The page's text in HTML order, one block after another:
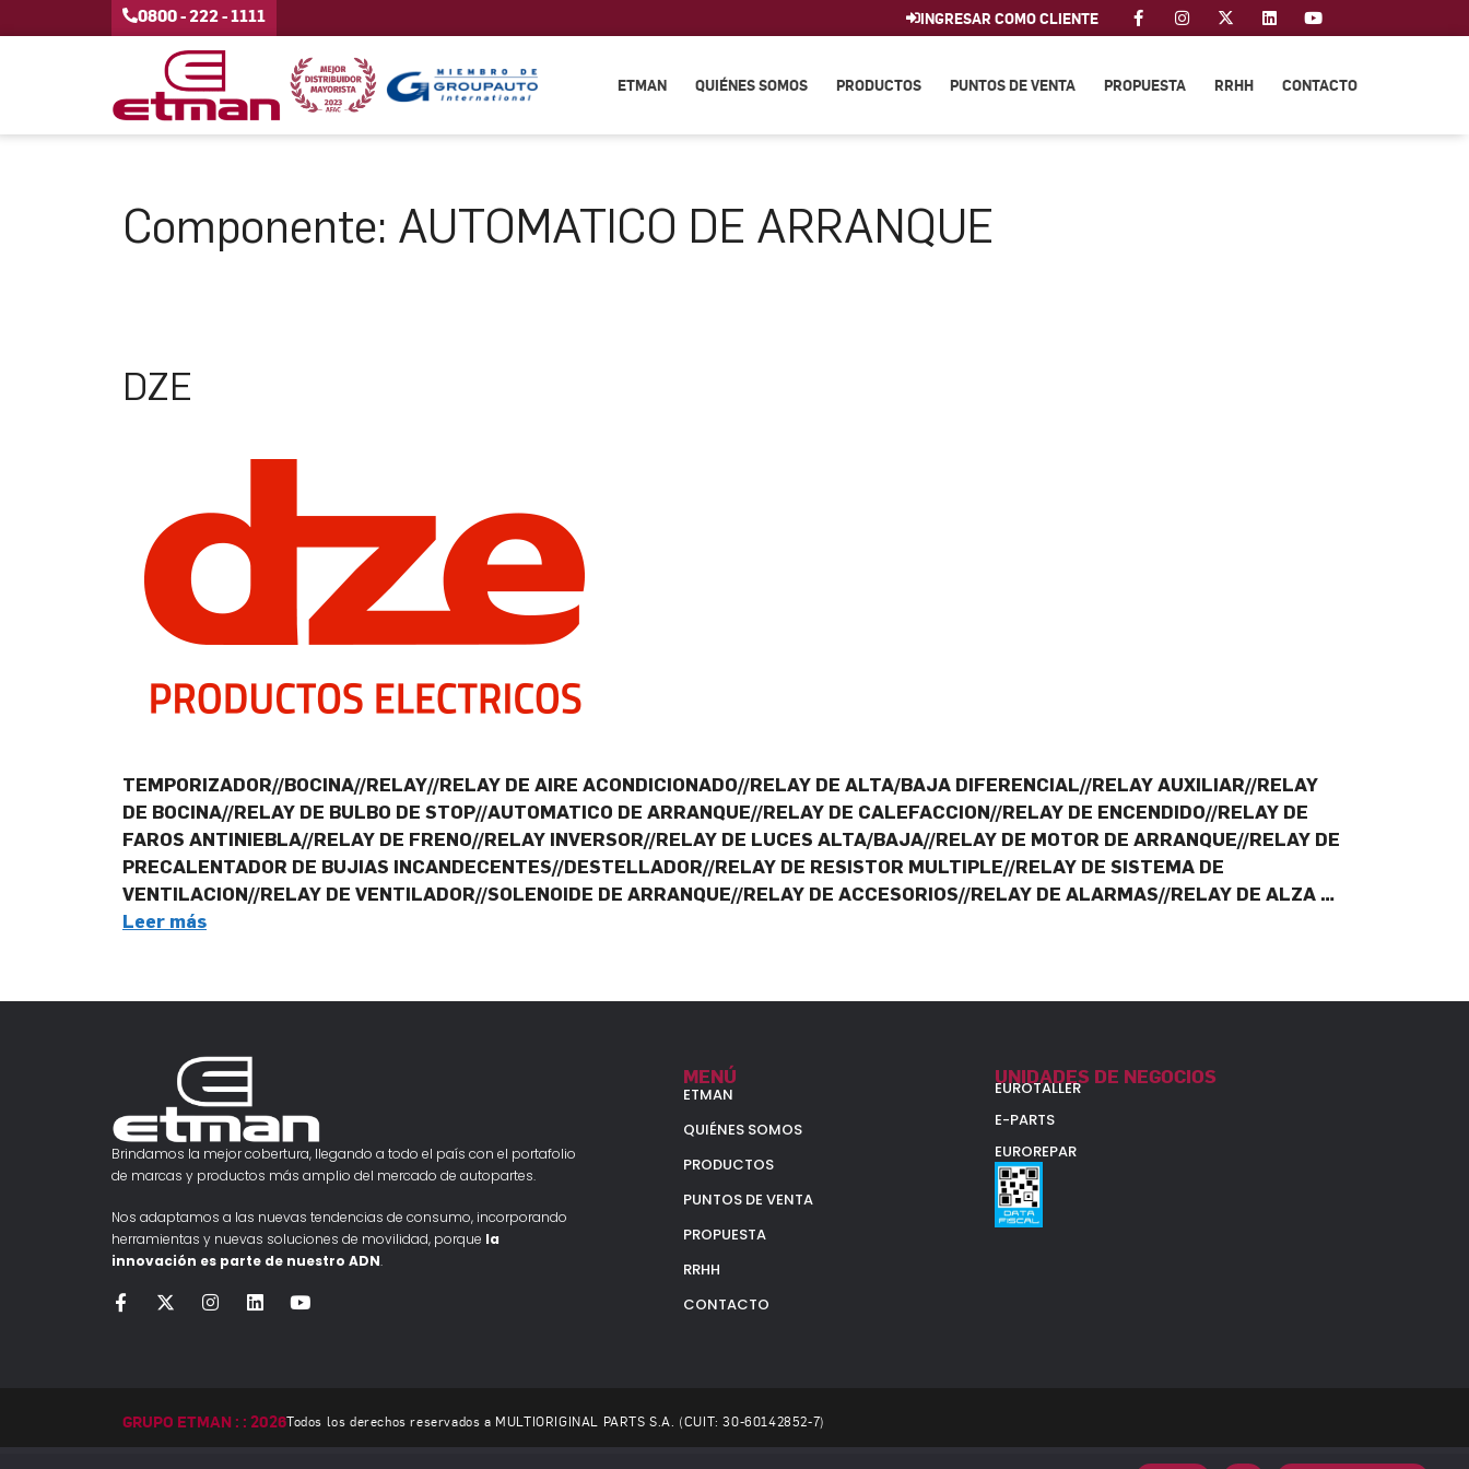
0800 - 222 - 1111 INGRESAR COMO CLIENTE
ETMAN QUIÉNES SOMOS PRODUCTOS PUNTOS DE VENTA PROPUESTA RRHH CONTACTO
Componente: AUTOMATICO DE ARRANQUE
DZE
TEMPORIZADOR//BOCINA//RELAY//RELAY DE AIRE ACONDICIONADO//RELAY DE ALTA/BAJA DIFERENCIAL//RELAY AUXILIAR//RELAY
DE BOCINA//RELAY DE BULBO DE STOP//AUTOMATICO DE ARRANQUE//RELAY DE CALEFACCION//RELAY DE ENCENDIDO//RELAY DE
FAROS ANTINIEBLA//RELAY DE FRENO//RELAY INVERSOR//RELAY DE LUCES ALTA/BAJA//RELAY DE MOTOR DE ARRANQUE//RELAY DE
PRECALENTADOR DE BUJIAS INCANDECENTES//DESTELLADOR//RELAY DE RESISTOR MULTIPLE//RELAY DE SISTEMA DE
VENTILACION//RELAY DE VENTILADOR//SOLENOIDE DE ARRANQUE//RELAY DE ACCESORIOS//RELAY DE ALARMAS//RELAY DE ALZA …
Leer más
Brindamos la mejor cobertura, llegando a todo el país con el portafolio
de marcas y productos más amplio del mercado de autopartes.
Nos adaptamos a las nuevas tendencias de consumo, incorporando
herramientas y nuevas soluciones de movilidad, porque la
innovación es parte de nuestro ADN.
MENÚ
ETMAN
QUIÉNES SOMOS
PRODUCTOS
PUNTOS DE VENTA
PROPUESTA
RRHH
CONTACTO
UNIDADES DE NEGOCIOS
EUROTALLER
E-PARTS
EUROREPAR
GRUPO ETMAN : : 2026Todos los derechos reservados a MULTIORIGINAL PARTS S.A. (CUIT: 30-60142852-7)